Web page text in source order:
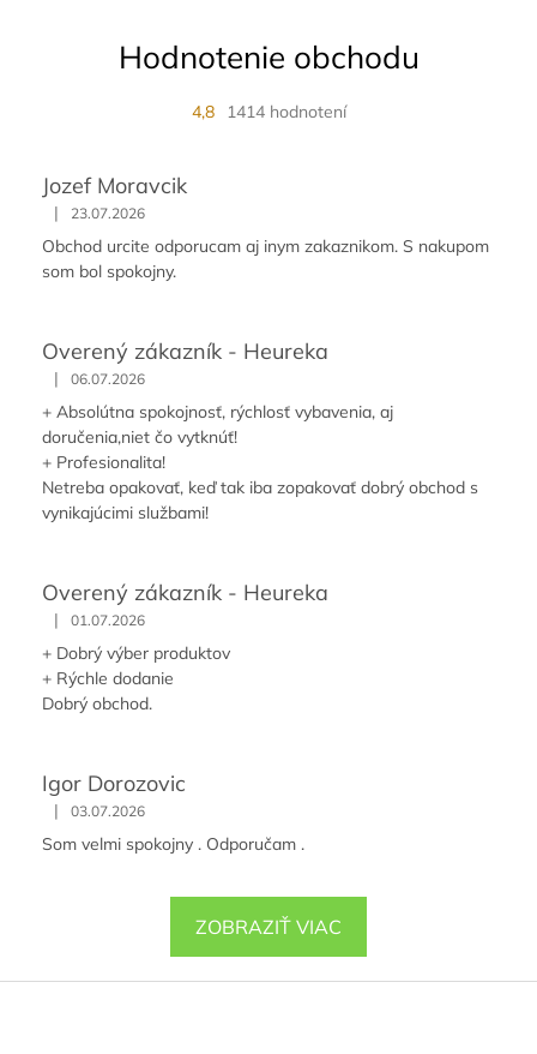
Hodnotenie obchodu
4,8 1414 hodnotení
Jozef Moravcik
| 23.07.2026
Obchod urcite odporucam aj inym zakaznikom. S nakupom
som bol spokojny.
Overený zákazník - Heureka
| 06.07.2026
+ Absolútna spokojnosť, rýchlosť vybavenia, aj
doručenia,niet čo vytknúť!
+ Profesionalita!
Netreba opakovať, keď tak iba zopakovať dobrý obchod s
vynikajúcimi službami!
Overený zákazník - Heureka
| 01.07.2026
+ Dobrý výber produktov
+ Rýchle dodanie
Dobrý obchod.
Igor Dorozovic
| 03.07.2026
Som velmi spokojny . Odporučam .
ZOBRAZIŤ VIAC
Z